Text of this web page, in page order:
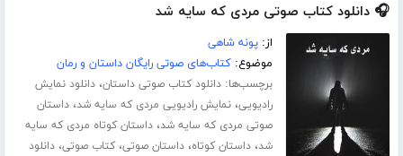
🎧 دانلود کتاب صوتی مردی که سایه شد
از:پونه شاهی
موضوع:کتاب‌های صوتی رایگان داستان و رمان
برچسب‌ها:دانلود کتاب صوتی داستان،دانلود نمایش
رادیویی،نمایش رادیویی مردی که سایه شد،داستان
صوتی مردی که سایه شد،داستان کوتاه مردی که سایه
شد،داستان کوتاه،داستان صوتی،کتاب صوتی،دانلود